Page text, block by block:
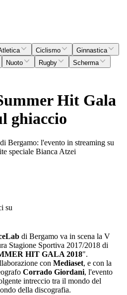
Ciclismo
Ginnastica
Nuoto Rugby
Scherma
Hit Gala
ghiaccio
Bergamo: l'evento in streaming su
speciale Bianca Atzei
su
di Bergamo va in scena la V
Stagione Sportiva 2017/2018 di
HIT GALA 2018".
con Mediaset, e con la
Corrado Giordani, l'evento
intreccio tra il mondo del
della discografia.